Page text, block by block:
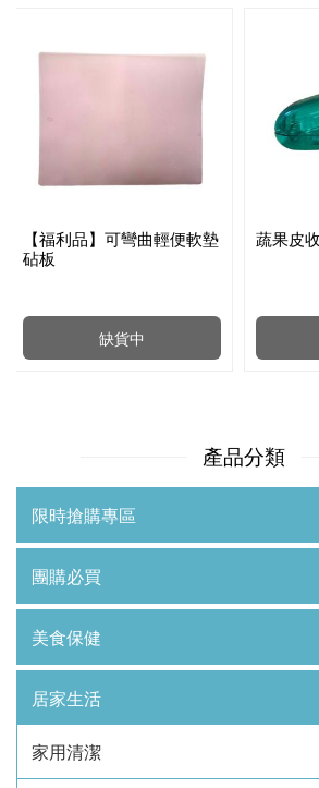
缺貨中
【福利品】可彎曲輕便軟墊
砧板
蔬果皮
產品分類
限時搶購專區
團購必買
美食保健
居家生活
家用清潔